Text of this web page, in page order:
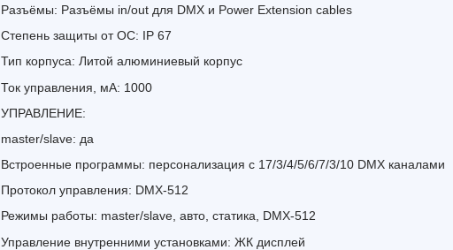
Разъёмы: Разъёмы in/out для DMX и Power Extension cables
Степень защиты от ОС: IP 67
Тип корпуса: Литой алюминиевый корпус
Ток управления, мА: 1000
УПРАВЛЕНИЕ:
master/slave: да
Встроенные программы: персонализация с 17/3/4/5/6/7/3/10 DMX каналами
Протокол управления: DMX-512
Режимы работы: master/slave, авто, статика, DMX-512
Управление внутренними установками: ЖК дисплей